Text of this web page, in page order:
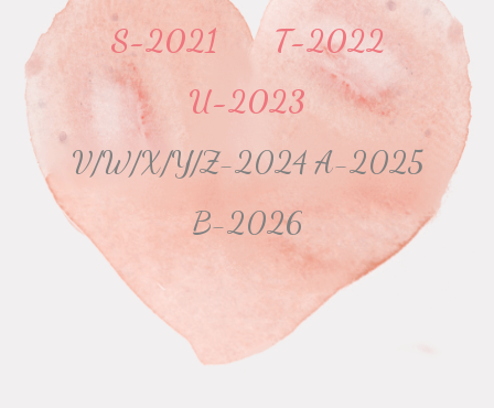
S-2021
T-2022
U-2023
V/W/X/Y/Z-2024 A-2025
B-2026